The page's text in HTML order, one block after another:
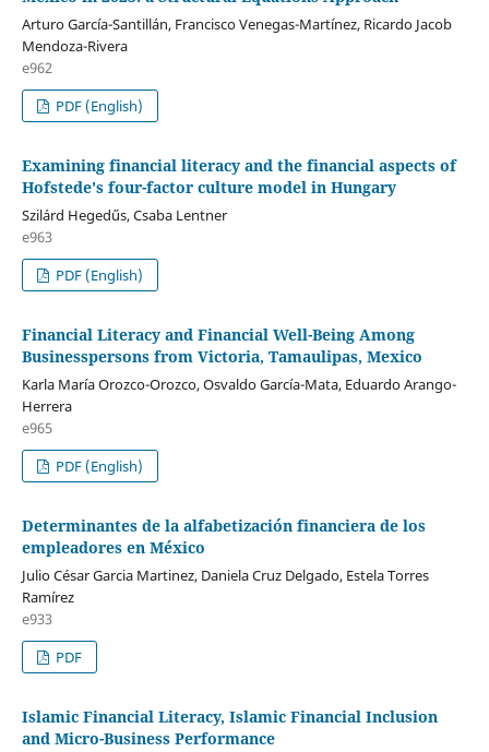
Arturo García-Santillán, Francisco Venegas-Martínez, Ricardo Jacob
Mendoza-Rivera
e962
PDF (English)
Examining financial literacy and the financial aspects of
Hofstede's four-factor culture model in Hungary
Szilárd Hegedűs, Csaba Lentner
e963
PDF (English)
Financial Literacy and Financial Well-Being Among
Businesspersons from Victoria, Tamaulipas, Mexico
Karla María Orozco-Orozco, Osvaldo García-Mata, Eduardo Arango-
Herrera
e965
PDF (English)
Determinantes de la alfabetización financiera de los
empleadores en México
Julio César Garcia Martinez, Daniela Cruz Delgado, Estela Torres
Ramírez
e933
PDF
Islamic Financial Literacy, Islamic Financial Inclusion
and Micro-Business Performance